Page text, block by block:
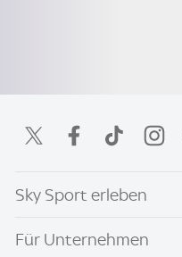
Sky Sport erleben
Für Unternehmen